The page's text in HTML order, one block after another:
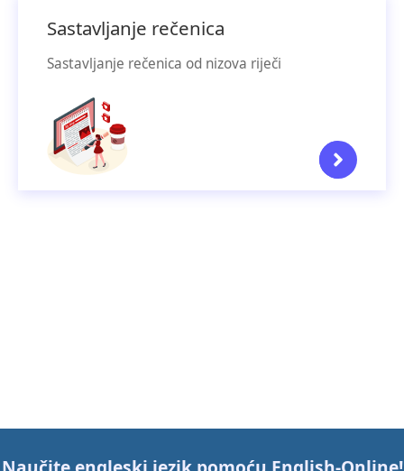
Sastavljanje rečenica
Sastavljanje rečenica od nizova riječi
Započni